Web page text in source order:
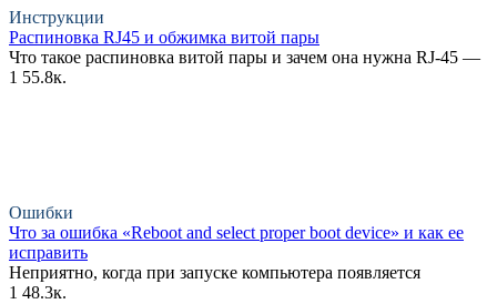
Инструкции
Распиновка RJ45 и обжимка витой пары
Что такое распиновка витой пары и зачем она нужна RJ-45 —
1 55.8к.
Ошибки
Что за ошибка «Reboot and select proper boot device» и как ее
исправить
Неприятно, когда при запуске компьютера появляется
1 48.3к.